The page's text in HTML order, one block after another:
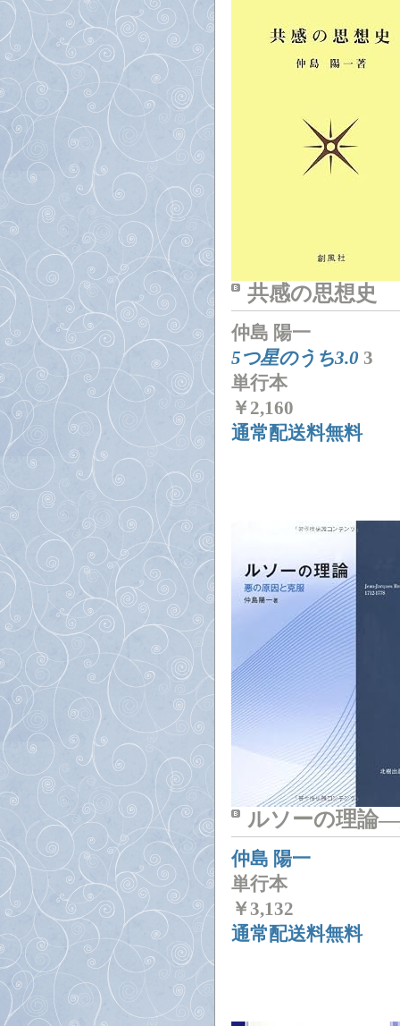
共感の思想史
仲島 陽一
5つ星のうち3.0 3
単行本
￥ 2,160
通常配送料無料
ルソーの理論
仲島 陽一
単行本
￥ 3,132
通常配送料無料